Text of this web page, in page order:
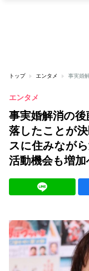
トップ エンタメ
エンタメ
事実婚解消の
落したことが
スに住みなが
活動機会も増加